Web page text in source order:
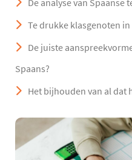
De analyse van Spaanse
Te drukke klasgenoten in
De juiste
Spaans?
Het bijhouden van al dat